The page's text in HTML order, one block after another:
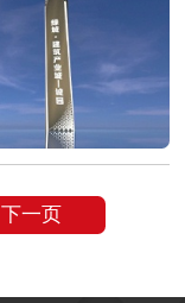
下一页